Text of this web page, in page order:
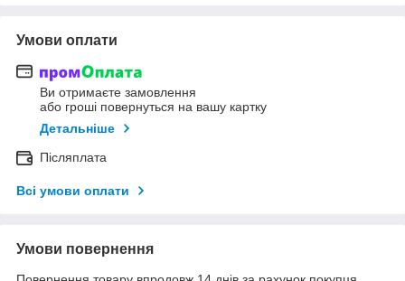
Умови оплати
Ви отримаєте замовлення
або гроші повернуться на вашу картку
Детальніше
Післяплата
Всі умови оплати
Умови повернення